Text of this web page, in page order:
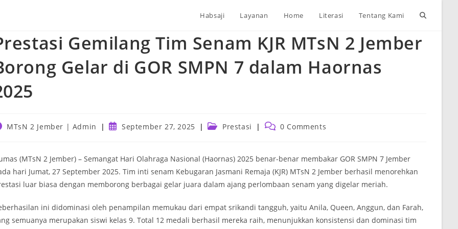
Habsaji Layanan Home Literasi Tentang Kami Toggle
Gemilang Tim Senam KJR MTsN 2 Jember
Gelar di GOR SMPN 7 dalam Haornas
MTsN 2 Jember | Admin
PostSeptember 27, 2025
Post Prestasi
Post 0 Comments
(MTsN 2 Jember) – Semangat Hari Olahraga Nasional (Haornas) 2025 benar-benar membakar GOR SMPN 7 Jember
hari Jumat, 27 September 2025. Tim inti senam Kebugaran Jasmani Remaja (KJR) MTsN 2 Jember berhasil menorehkan
luar biasa dengan memborong berbagai gelar juara dalam ajang perlombaan senam yang digelar meriah.
ini didominasi oleh penampilan memukau dari empat srikandi tangguh, yaitu Anila, Queen, Anggun, dan Farah,
semuanya merupakan siswi kelas 9. Total 12 medali berhasil mereka raih, menunjukkan konsistensi dan dominasi tim